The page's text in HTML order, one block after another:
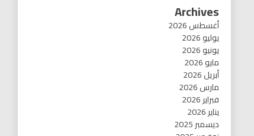
Archives
أغسطس 2026
يوليو 2026
يونيو 2026
مايو 2026
أبريل 2026
مارس 2026
فبراير 2026
يناير 2026
ديسمبر 2025